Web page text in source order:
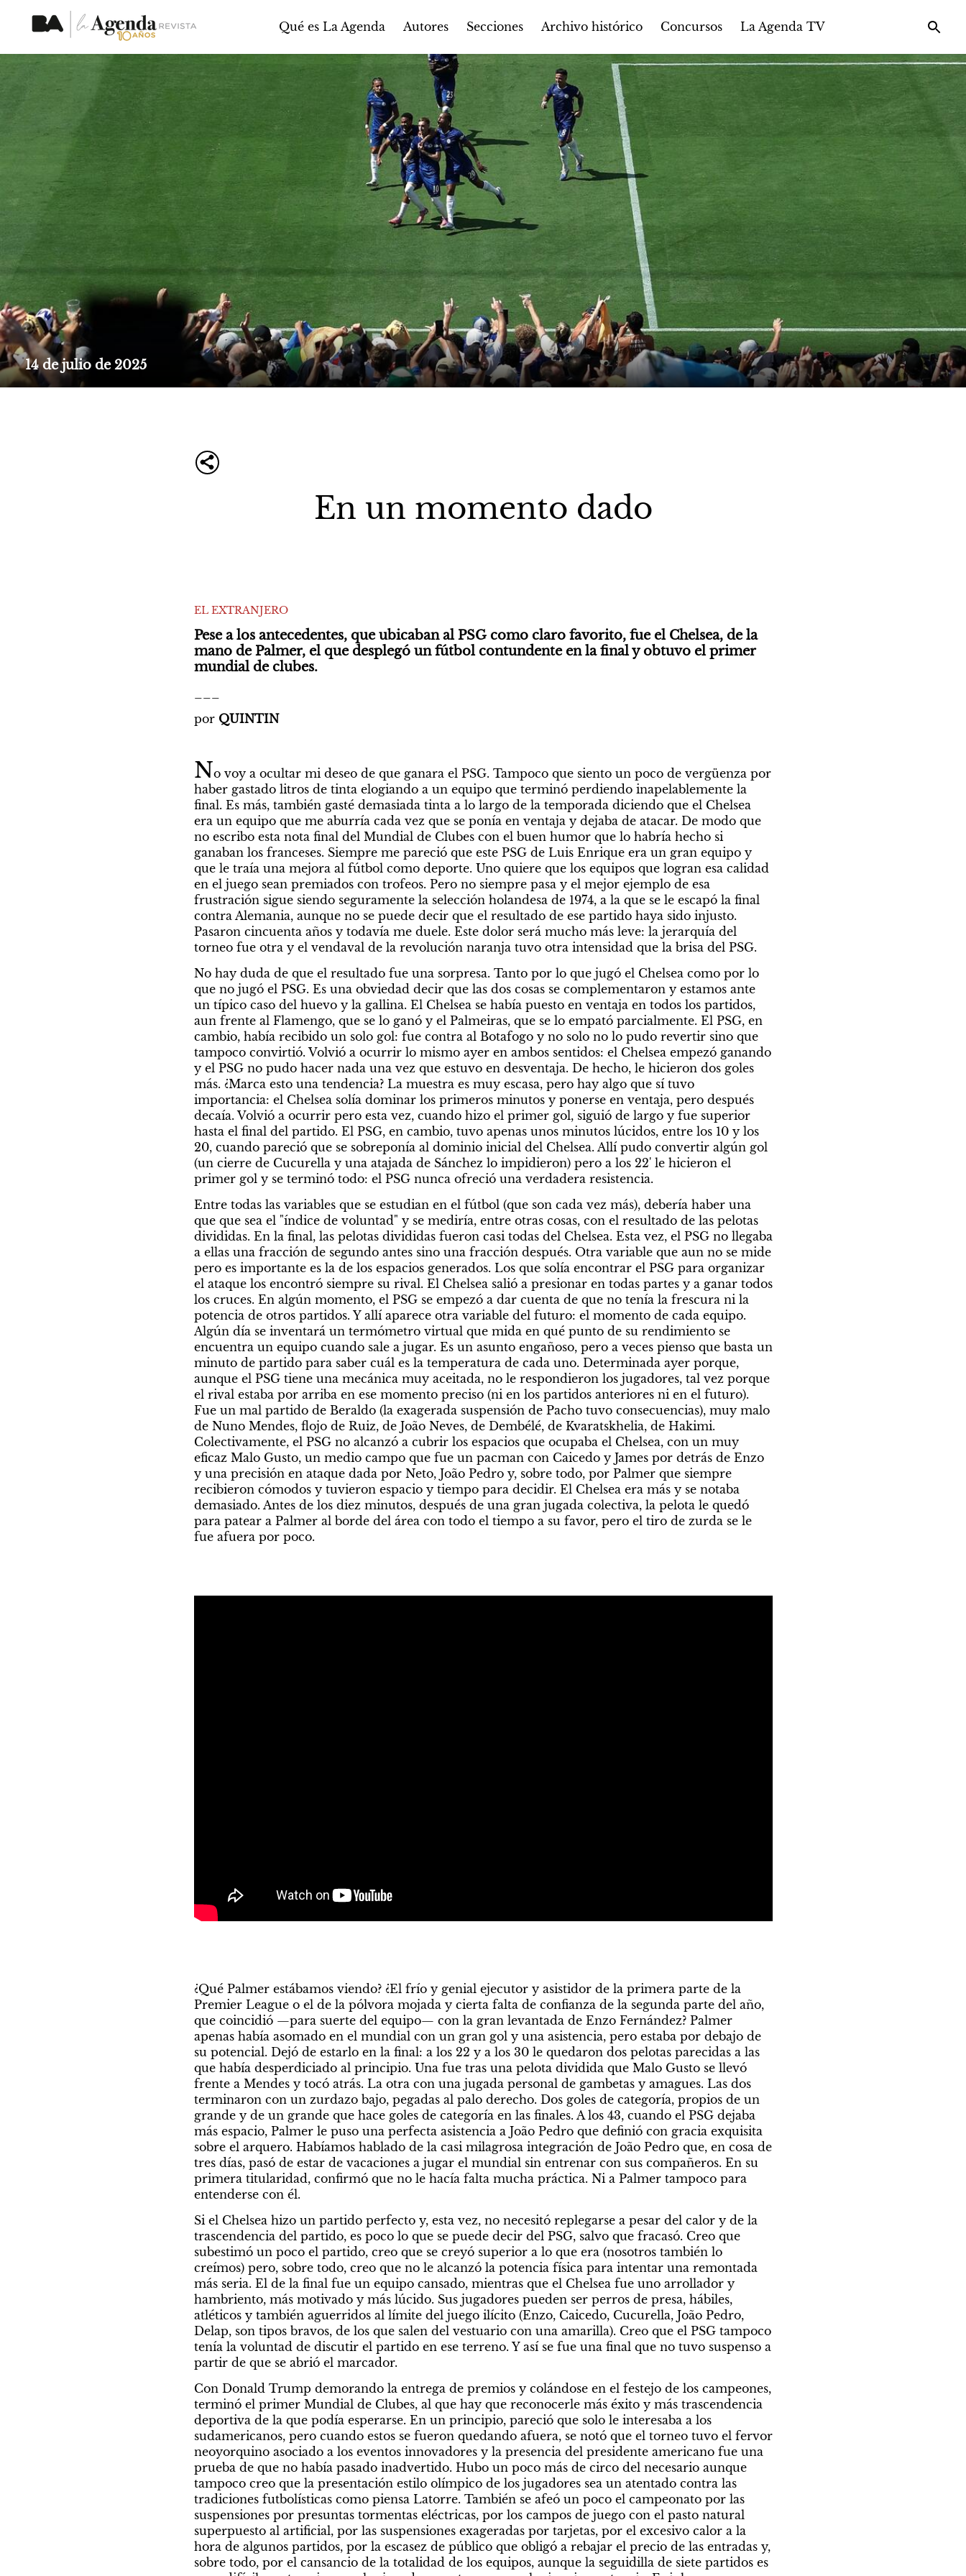
Qué es La Agenda Autores Secciones Archivo histórico Concursos La Agenda TV
14 de julio de 2025
En un momento dado
EL EXTRANJERO
Pese a los antecedentes, que ubicaban al PSG como claro favorito, fue el Chelsea, de la
mano de Palmer, el que desplegó un fútbol contundente en la final y obtuvo el primer
mundial de clubes.
por QUINTIN
No voy a ocultar mi deseo de que ganara el PSG. Tampoco que siento un poco de vergüenza por
haber gastado litros de tinta elogiando a un equipo que terminó perdiendo inapelablemente la
final. Es más, también gasté demasiada tinta a lo largo de la temporada diciendo que el Chelsea
era un equipo que me aburría cada vez que se ponía en ventaja y dejaba de atacar. De modo que
no escribo esta nota final del Mundial de Clubes con el buen humor que lo habría hecho si
ganaban los franceses. Siempre me pareció que este PSG de Luis Enrique era un gran equipo y
que le traía una mejora al fútbol como deporte. Uno quiere que los equipos que logran esa calidad
en el juego sean premiados con trofeos. Pero no siempre pasa y el mejor ejemplo de esa
frustración sigue siendo seguramente la selección holandesa de 1974, a la que se le escapó la final
contra Alemania, aunque no se puede decir que el resultado de ese partido haya sido injusto.
Pasaron cincuenta años y todavía me duele. Este dolor será mucho más leve: la jerarquía del
torneo fue otra y el vendaval de la revolución naranja tuvo otra intensidad que la brisa del PSG.
No hay duda de que el resultado fue una sorpresa. Tanto por lo que jugó el Chelsea como por lo
que no jugó el PSG. Es una obviedad decir que las dos cosas se complementaron y estamos ante
un típico caso del huevo y la gallina. El Chelsea se había puesto en ventaja en todos los partidos,
aun frente al Flamengo, que se lo ganó y el Palmeiras, que se lo empató parcialmente. El PSG, en
cambio, había recibido un solo gol: fue contra al Botafogo y no solo no lo pudo revertir sino que
tampoco convirtió. Volvió a ocurrir lo mismo ayer en ambos sentidos: el Chelsea empezó ganando
y el PSG no pudo hacer nada una vez que estuvo en desventaja. De hecho, le hicieron dos goles
más. ¿Marca esto una tendencia? La muestra es muy escasa, pero hay algo que sí tuvo
importancia: el Chelsea solía dominar los primeros minutos y ponerse en ventaja, pero después
decaía. Volvió a ocurrir pero esta vez, cuando hizo el primer gol, siguió de largo y fue superior
hasta el final del partido. El PSG, en cambio, tuvo apenas unos minutos lúcidos, entre los 10 y los
20, cuando pareció que se sobreponía al dominio inicial del Chelsea. Allí pudo convertir algún gol
(un cierre de Cucurella y una atajada de Sánchez lo impidieron) pero a los 22' le hicieron el
primer gol y se terminó todo: el PSG nunca ofreció una verdadera resistencia.
Entre todas las variables que se estudian en el fútbol (que son cada vez más), debería haber una
que que sea el "índice de voluntad" y se mediría, entre otras cosas, con el resultado de las pelotas
divididas. En la final, las pelotas divididas fueron casi todas del Chelsea. Esta vez, el PSG no llegaba
a ellas una fracción de segundo antes sino una fracción después. Otra variable que aun no se mide
pero es importante es la de los espacios generados. Los que solía encontrar el PSG para organizar
el ataque los encontró siempre su rival. El Chelsea salió a presionar en todas partes y a ganar todos
los cruces. En algún momento, el PSG se empezó a dar cuenta de que no tenía la frescura ni la
potencia de otros partidos. Y allí aparece otra variable del futuro: el momento de cada equipo.
Algún día se inventará un termómetro virtual que mida en qué punto de su rendimiento se
encuentra un equipo cuando sale a jugar. Es un asunto engañoso, pero a veces pienso que basta un
minuto de partido para saber cuál es la temperatura de cada uno. Determinada ayer porque,
aunque el PSG tiene una mecánica muy aceitada, no le respondieron los jugadores, tal vez porque
el rival estaba por arriba en ese momento preciso (ni en los partidos anteriores ni en el futuro).
Fue un mal partido de Beraldo (la exagerada suspensión de Pacho tuvo consecuencias), muy malo
de Nuno Mendes, flojo de Ruiz, de João Neves, de Dembélé, de Kvaratskhelia, de Hakimi.
Colectivamente, el PSG no alcanzó a cubrir los espacios que ocupaba el Chelsea, con un muy
eficaz Malo Gusto, un medio campo que fue un pacman con Caicedo y James por detrás de Enzo
y una precisión en ataque dada por Neto, João Pedro y, sobre todo, por Palmer que siempre
recibieron cómodos y tuvieron espacio y tiempo para decidir. El Chelsea era más y se notaba
demasiado. Antes de los diez minutos, después de una gran jugada colectiva, la pelota le quedó
para patear a Palmer al borde del área con todo el tiempo a su favor, pero el tiro de zurda se le
fue afuera por poco.
¿Qué Palmer estábamos viendo? ¿El frío y genial ejecutor y asistidor de la primera parte de la
Premier League o el de la pólvora mojada y cierta falta de confianza de la segunda parte del año,
que coincidió —para suerte del equipo— con la gran levantada de Enzo Fernández? Palmer
apenas había asomado en el mundial con un gran gol y una asistencia, pero estaba por debajo de
su potencial. Dejó de estarlo en la final: a los 22 y a los 30 le quedaron dos pelotas parecidas a las
que había desperdiciado al principio. Una fue tras una pelota dividida que Malo Gusto se llevó
frente a Mendes y tocó atrás. La otra con una jugada personal de gambetas y amagues. Las dos
terminaron con un zurdazo bajo, pegadas al palo derecho. Dos goles de categoría, propios de un
grande y de un grande que hace goles de categoría en las finales. A los 43, cuando el PSG dejaba
más espacio, Palmer le puso una perfecta asistencia a João Pedro que definió con gracia exquisita
sobre el arquero. Habíamos hablado de la casi milagrosa integración de João Pedro que, en cosa de
tres días, pasó de estar de vacaciones a jugar el mundial sin entrenar con sus compañeros. En su
primera titularidad, confirmó que no le hacía falta mucha práctica. Ni a Palmer tampoco para
entenderse con él.
Si el Chelsea hizo un partido perfecto y, esta vez, no necesitó replegarse a pesar del calor y de la
trascendencia del partido, es poco lo que se puede decir del PSG, salvo que fracasó. Creo que
subestimó un poco el partido, creo que se creyó superior a lo que era (nosotros también lo
creímos) pero, sobre todo, creo que no le alcanzó la potencia física para intentar una remontada
más seria. El de la final fue un equipo cansado, mientras que el Chelsea fue uno arrollador y
hambriento, más motivado y más lúcido. Sus jugadores pueden ser perros de presa, hábiles,
atléticos y también aguerridos al límite del juego ilícito (Enzo, Caicedo, Cucurella, João Pedro,
Delap, son tipos bravos, de los que salen del vestuario con una amarilla). Creo que el PSG tampoco
tenía la voluntad de discutir el partido en ese terreno. Y así se fue una final que no tuvo suspenso a
partir de que se abrió el marcador.
Con Donald Trump demorando la entrega de premios y colándose en el festejo de los campeones,
terminó el primer Mundial de Clubes, al que hay que reconocerle más éxito y más trascendencia
deportiva de la que podía esperarse. En un principio, pareció que solo le interesaba a los
sudamericanos, pero cuando estos se fueron quedando afuera, se notó que el torneo tuvo el fervor
neoyorquino asociado a los eventos innovadores y la presencia del presidente americano fue una
prueba de que no había pasado inadvertido. Hubo un poco más de circo del necesario aunque
tampoco creo que la presentación estilo olímpico de los jugadores sea un atentado contra las
tradiciones futbolísticas como piensa Latorre. También se afeó un poco el campeonato por las
suspensiones por presuntas tormentas eléctricas, por los campos de juego con el pasto natural
superpuesto al artificial, por las suspensiones exageradas por tarjetas, por el excesivo calor a la
hora de algunos partidos, por la escasez de público que obligó a rebajar el precio de las entradas y,
sobre todo, por el cansancio de la totalidad de los equipos, aunque la seguidilla de siete partidos es